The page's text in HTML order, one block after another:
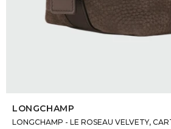
LONGCHAMP
LONGCHAMP - LE ROSEAU VELVETY,